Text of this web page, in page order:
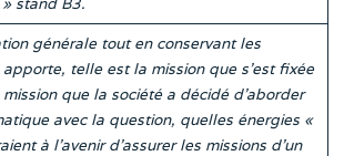
générale tout en conservant les
apporte, telle est la mission que s’est fixée
que la société a décidé d’aborder
avec la question, quelles énergies «
à l’avenir d’assurer les missions d’un